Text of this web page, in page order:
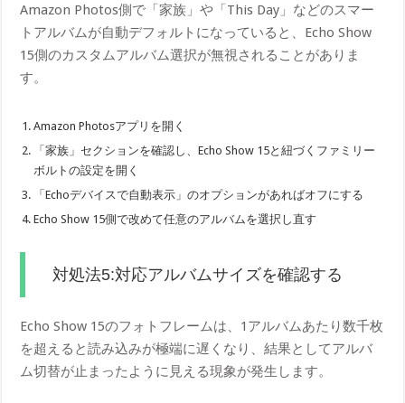
Amazon Photos側で「家族」や「This Day」などのスマー
トアルバムが自動デフォルトになっていると、Echo Show
15側のカスタムアルバム選択が無視されることがありま
す。
Amazon Photosアプリを開く
「家族」セクションを確認し、Echo Show 15と紐づくファミリー
ボルトの設定を開く
「Echoデバイスで自動表示」のオプションがあればオフにする
Echo Show 15側で改めて任意のアルバムを選択し直す
対処法5:対応アルバムサイズを確認する
Echo Show 15のフォトフレームは、1アルバムあたり数千枚
を超えると読み込みが極端に遅くなり、結果としてアルバ
ム切替が止まったように見える現象が発生します。